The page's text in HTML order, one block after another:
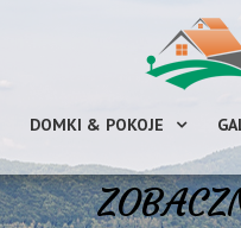
DOMKI & POKOJE